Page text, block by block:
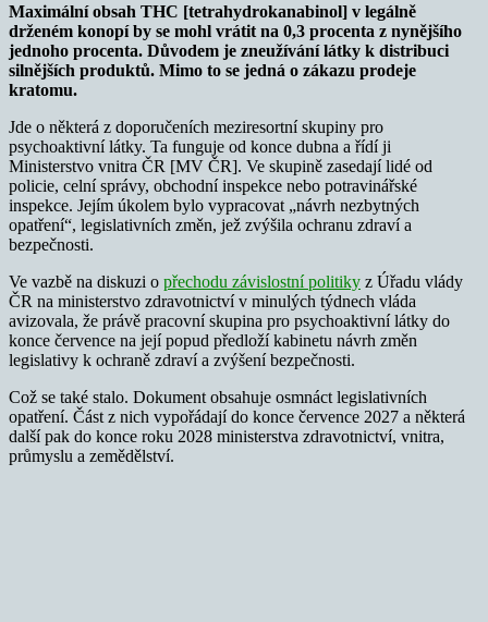
Maximální obsah THC [tetrahydrokanabinol] v legálně
drženém konopí by se mohl vrátit na 0,3 procenta z nynějšího
jednoho procenta. Důvodem je zneužívání látky k distribuci
silnějších produktů. Mimo to se jedná o zákazu prodeje
kratomu.
Jde o některá z doporučeních meziresortní skupiny pro
psychoaktivní látky. Ta funguje od konce dubna a řídí ji
Ministerstvo vnitra ČR [MV ČR]. Ve skupině zasedají lidé od
policie, celní správy, obchodní inspekce nebo potravinářské
inspekce. Jejím úkolem bylo vypracovat „návrh nezbytných
opatření“, legislativních změn, jež zvýšila ochranu zdraví a
bezpečnosti.
Ve vazbě na diskuzi o přechodu závislostní politiky z Úřadu vlády
ČR na ministerstvo zdravotnictví v minulých týdnech vláda
avizovala, že právě pracovní skupina pro psychoaktivní látky do
konce července na její popud předloží kabinetu návrh změn
legislativy k ochraně zdraví a zvýšení bezpečnosti.
Což se také stalo. Dokument obsahuje osmnáct legislativních
opatření. Část z nich vypořádají do konce července 2027 a některá
další pak do konce roku 2028 ministerstva zdravotnictví, vnitra,
průmyslu a zemědělství.